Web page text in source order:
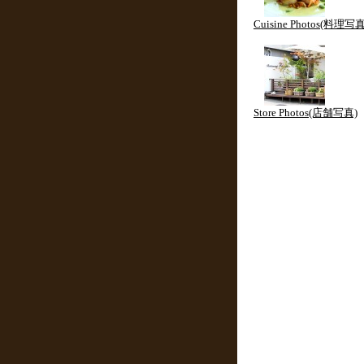
Cuisine Photos(料理写
Store Photos(店舗写真)